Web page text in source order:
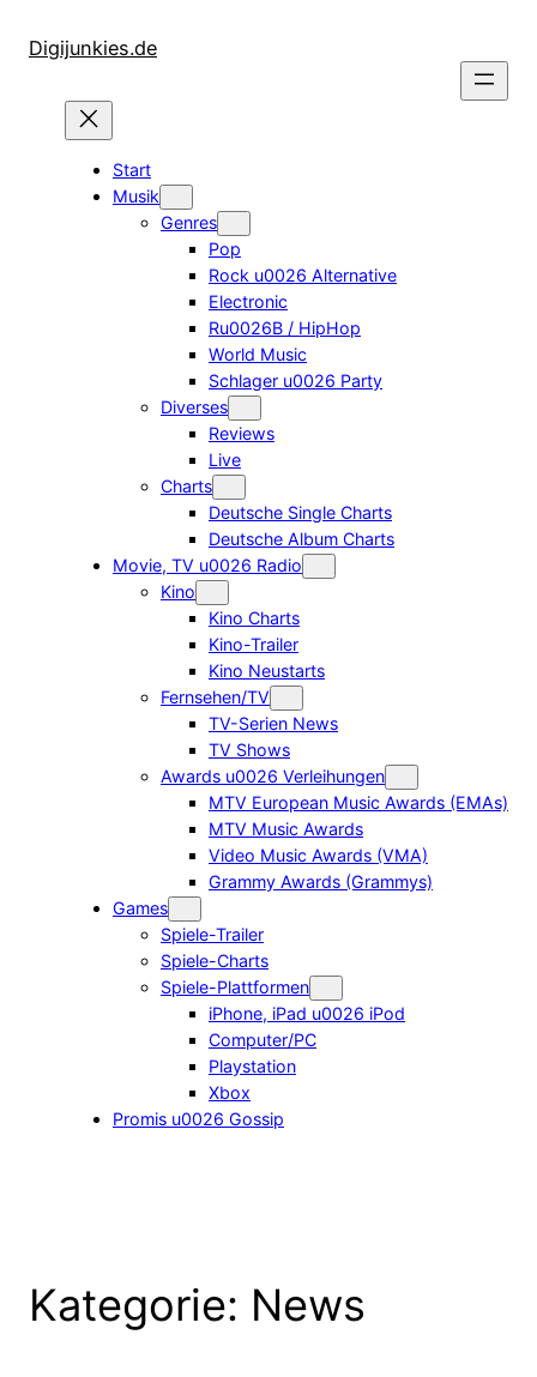
InhaltDigijunkies.de
Start
Musik
Genres
Pop
Rock u0026 Alternative
Electronic
Ru0026B / HipHop
World Music
Schlager u0026 Party
Diverses
Reviews
Live
Charts
Deutsche Single Charts
Deutsche Album Charts
Movie, TV u0026 Radio
Kino
Kino Charts
Kino-Trailer
Kino Neustarts
Fernsehen/TV
TV-Serien News
TV Shows
Awards u0026 Verleihungen
MTV European Music Awards (EMAs)
MTV Music Awards
Video Music Awards (VMA)
Grammy Awards (Grammys)
Games
Spiele-Trailer
Spiele-Charts
Spiele-Plattformen
iPhone, iPad u0026 iPod
Computer/PC
Playstation
Xbox
Promis u0026 Gossip
Kategorie: News